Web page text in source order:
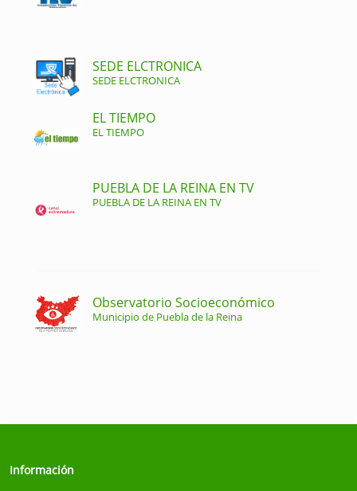
SEDE ELCTRONICA
SEDE ELCTRONICA
EL TIEMPO
EL TIEMPO
PUEBLA DE LA REINA EN TV
PUEBLA DE LA REINA EN TV
Observatorio Socioeconómico
Municipio de Puebla de la Reina
Información